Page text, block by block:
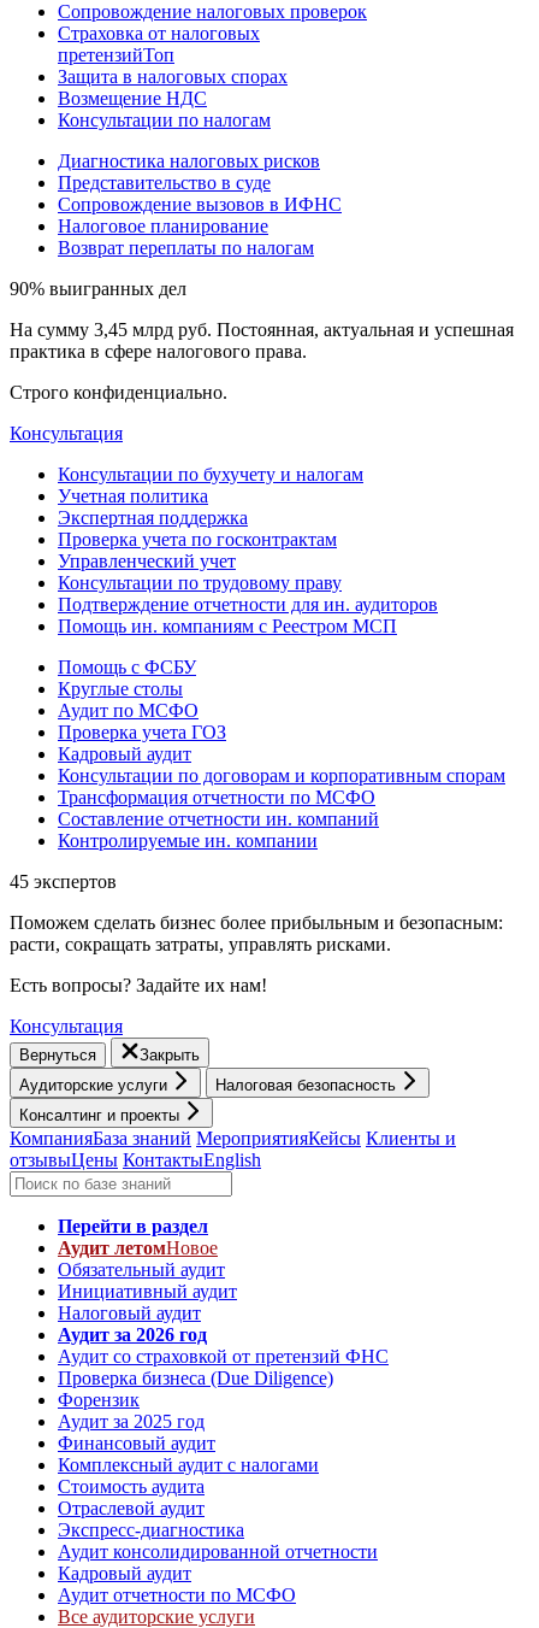
Сопровождение налоговых проверок
Страховка от налоговых
претензийТоп
Защита в налоговых спорах
Возмещение НДС
Консультации по налогам
Диагностика налоговых рисков
Представительство в суде
Сопровождение вызовов в ИФНС
Налоговое планирование
Возврат переплаты по налогам
90% выигранных дел
На сумму 3,45 млрд руб. Постоянная, актуальная и успешная
практика в сфере налогового права.
Строго конфиденциально.
Консультация
Консультации по бухучету и налогам
Учетная политика
Экспертная поддержка
Проверка учета по госконтрактам
Управленческий учет
Консультации по трудовому праву
Подтверждение отчетности для ин. аудиторов
Помощь ин. компаниям с Реестром МСП
Помощь с ФСБУ
Круглые столы
Аудит по МСФО
Проверка учета ГОЗ
Кадровый аудит
Консультации по договорам и корпоративным спорам
Трансформация отчетности по МСФО
Составление отчетности ин. компаний
Контролируемые ин. компании
45 экспертов
Поможем сделать бизнес более прибыльным и безопасным:
расти, cокращать затраты, управлять рисками.
Есть вопросы? Задайте их нам!
Консультация
Вернуться
Закрыть
Аудиторские услуги
Налоговая безопасность
Консалтинг и проекты
КомпанияБаза знаний МероприятияКейсы Клиенты и
отзывыЦены КонтактыEnglish
Перейти в раздел
Аудит летомНовое
Обязательный аудит
Инициативный аудит
Налоговый аудит
Аудит за 2026 год
Аудит со страховкой от претензий ФНС
Проверка бизнеса (Due Diligence)
Форензик
Аудит за 2025 год
Финансовый аудит
Комплексный аудит с налогами
Стоимость аудита
Отраслевой аудит
Экспресс-диагностика
Аудит консолидированной отчетности
Кадровый аудит
Аудит отчетности по МСФО
Все аудиторские услуги